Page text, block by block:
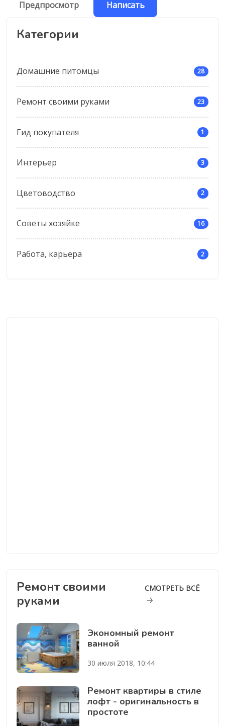
Категории
Домашние питомцы 28
Ремонт своими руками 23
Гид покупателя 1
Интерьер 3
Цветоводство 2
Советы хозяйке 16
Работа, карьера 2
Ремонт своими
руками
СМОТРЕТЬ ВСЁ
Экономный ремонт
ванной
30 июля 2018, 10:44
Ремонт квартиры в стиле
лофт - оригинальность в
простоте